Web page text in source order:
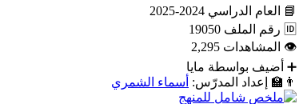
📘 العام الدراسي 2024-2025
🆔 رقم الملف 19050
👁 المشاهدات 2,295
➕ أضيف بواسطة مايا
👨‍🏫
إعداد المدرّس: أسماء الشمري